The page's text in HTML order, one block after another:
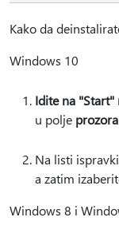
Kako da
Windows 10
Idite na "Start"
u polje
Na listi
a zatim
Windows 8 i